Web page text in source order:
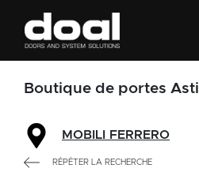
Boutique de portes Asti
MOBILI FERRERO
RÉPÉTER LA RECHERCHE